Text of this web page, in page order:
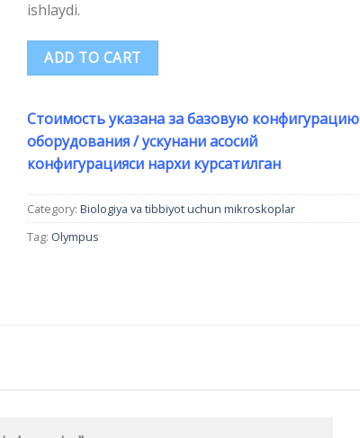
ishlaydi.
ADD TO CART
Стоимость указана за базовую конфигурацию
оборудования / ускунани асосий
конфигурацияси нархи курсатилган
Category: Biologiya va tibbiyot uchun mikroskoplar
Tag: Olympus